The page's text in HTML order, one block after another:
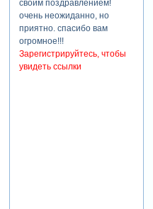
своим поздравлением!
очень неожиданно, но
приятно. спасибо вам
огромное!!!
Зарегистрируйтесь, чтобы
увидеть ссылки